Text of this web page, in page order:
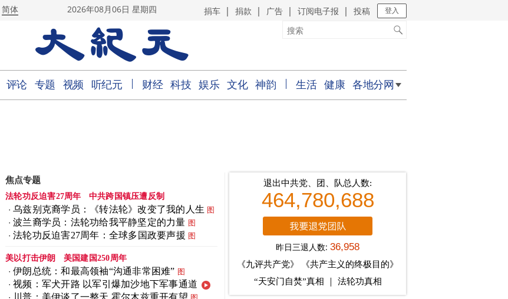
简体 2026年08月06日 星期四 捐车 捐款 广告 订阅电子报 投稿 登入
评论 专题 视频 听纪元 财经 科技 娱乐 文化 神韵 生活 健康 各地分网
焦点专题
法轮功反迫害27周年 中共跨国镇压遭反制
乌兹别克裔学员：《转法轮》改变了我的人生 图
波兰裔学员：法轮功给我平静坚定的力量 图
法轮功反迫害27周年：全球多国政要声援 图
美以打击伊朗 美国建国250周年
伊朗总统：和最高领袖“沟通非常困难” 图
视频：军犬开路 以军引爆加沙地下军事通道
川普：美伊谈了一整天 霍尔木兹重开有望
退出中共党、团、队总人数:
464,780,688
昨日三退人数:36,958
《九评共产党》
《共产主义的终极目的》
“天安门自焚”真相
法轮功真相